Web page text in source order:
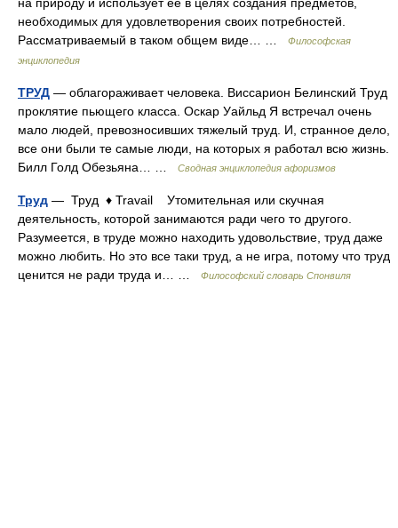
необходимых для удовлетворения своих потребностей.
Рассматриваемый в таком общем виде… …
Философская
энциклопедия
ТРУД — облагораживает человека. Виссарион Белинский Труд
проклятие пьющего класса. Оскар Уайльд Я встречал очень
мало людей, превозносивших тяжелый труд. И, странное дело,
все они были те самые люди, на которых я работал всю жизнь.
Билл Голд Обезьяна… …
Сводная энциклопедия афоризмов
Труд — Труд ♦ Travail Утомительная или скучная
деятельность, которой занимаются ради чего то другого.
Разумеется, в труде можно находить удовольствие, труд даже
можно любить. Но это все таки труд, а не игра, потому что труд
ценится не ради труда и… …
Философский словарь Спонвиля